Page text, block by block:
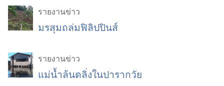
รายงานข่าว
มรสุมถล่มฟิลิปปินส์
รายงานข่าว
แม่น้ำล้นตลิ่งในปารากวัย